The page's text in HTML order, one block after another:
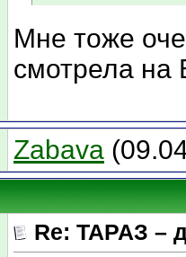
Мне тоже
смотрела на
Zabava
Re: ТАРАЗ –